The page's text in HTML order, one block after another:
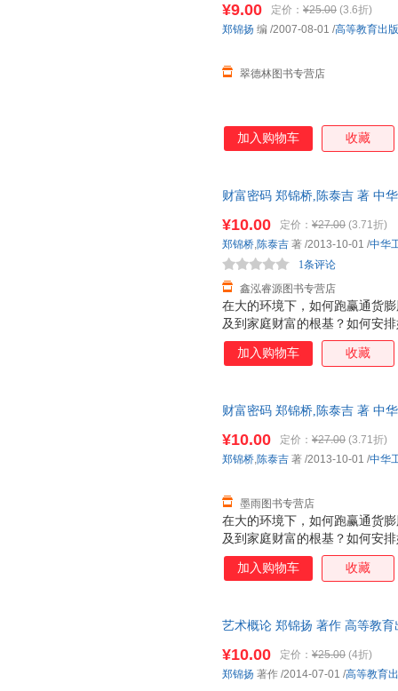
¥9.00 定价： ¥25.00 (3.6折)
翠德林图书专营店
郑锦扬 编 /2007-08-01 /高等教育出
加入购物车 收藏
财富密码 郑锦桥,陈泰吉 著 中
在大的环境下，如何跑赢通货
及到家庭财富的根基？如何安
产损失？如何避免婚变影响企
产保值增值，又如何做好财富
的朋友们提供了、专业、实践
¥10.00 定价： ¥27.00 (3.71折)
鑫泓睿源图书专营店
1条评论
郑锦桥,陈泰吉 著 /2013-10-01 /中华
加入购物车 收藏
财富密码 郑锦桥,陈泰吉 著 中
在大的环境下，如何跑赢通货
及到家庭财富的根基？如何安
产损失？如何避免婚变影响企
产保值增值，又如何做好财富
的朋友们提供了、专业、实践
¥10.00 定价： ¥27.00 (3.71折)
墨雨图书专营店
郑锦桥,陈泰吉 著 /2013-10-01 /中华
加入购物车 收藏
艺术概论 郑锦扬 著作 高等教
¥10.00 定价： ¥25.00 (4折)
郑锦扬 著作 /2014-07-01 /高等教育